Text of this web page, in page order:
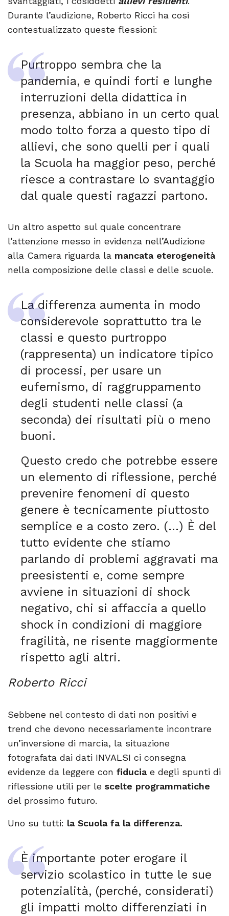
Durante l’audizione, Roberto Ricci ha così
contestualizzato queste flessioni:
Purtroppo sembra che la
pandemia, e quindi forti e lunghe
interruzioni della didattica in
presenza, abbiano in un certo qual
modo tolto forza a questo tipo di
allievi, che sono quelli per i quali
la Scuola ha maggior peso, perché
riesce a contrastare lo svantaggio
dal quale questi ragazzi partono.
Un altro aspetto sul quale concentrare
l’attenzione messo in evidenza nell’Audizione
alla Camera riguarda la mancata eterogeneità
nella composizione delle classi e delle scuole.
La differenza aumenta in modo
considerevole soprattutto tra le
classi e questo purtroppo
(rappresenta) un indicatore tipico
di processi, per usare un
eufemismo, di raggruppamento
degli studenti nelle classi (a
seconda) dei risultati più o meno
buoni.
Questo credo che potrebbe essere
un elemento di riflessione, perché
prevenire fenomeni di questo
genere è tecnicamente piuttosto
semplice e a costo zero. (…) È del
tutto evidente che stiamo
parlando di problemi aggravati ma
preesistenti e, come sempre
avviene in situazioni di shock
negativo, chi si affaccia a quello
shock in condizioni di maggiore
fragilità, ne risente maggiormente
rispetto agli altri.
Roberto Ricci
Sebbene nel contesto di dati non positivi e
trend che devono necessariamente incontrare
un’inversione di marcia, la situazione
fotografata dai dati INVALSI ci consegna
evidenze da leggere con fiduciae degli spunti di
riflessione utili per le scelte programmatiche
del prossimo futuro.
Uno su tutti: la Scuola fa la differenza.
È importante poter erogare il
servizio scolastico in tutte le sue
potenzialità, (perché, considerati)
gli impatti molto differenziati in